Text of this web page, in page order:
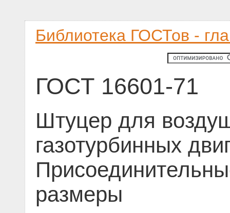
Библиотека ГОСТов -
ГОСТ 16601-71
Штуцер для
газотурбинных
размеры